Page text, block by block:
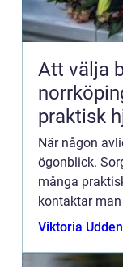
Att välja
norrköping trygghet, stöd
praktisk
När någon
ögonblick.
många
kontaktar
Vad måste
Viktoria